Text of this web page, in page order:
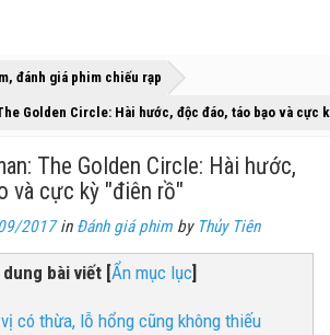
»
đánh giá phim chiếu rạp »
Golden Circle: Hài hước, độc đáo, táo bạo và cực
The Golden Circle: Hài hước,
và cực kỳ "điên rồ"
2017in Đánh giá phim by Thủy Tiên
dung bài viết[Ẩn mục lục]
có thừa, lỗ hổng cũng không thiếu